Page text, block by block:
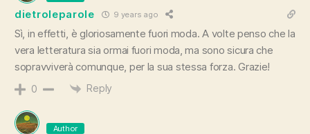
dietroleparole 9 years ago
Sì, in effetti, è gloriosamente fuori moda. A volte penso che la
vera letteratura sia ormai fuori moda, ma sono sicura che
sopravviverà comunque, per la sua stessa forza. Grazie!
0 Reply
Author